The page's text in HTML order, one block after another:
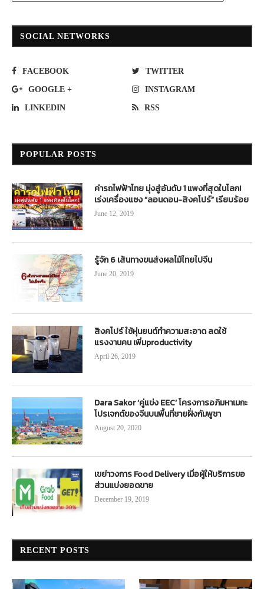
SOCIAL NETWORKS
FACEBOOK TWITTER
GOOGLE + INSTAGRAM
LINKEDIN RSS
POPULAR POSTS
ค่ารถไฟฟ้าไทย มุ่งสู่อันดับ 1 แพงที่สุดในโลก!
เร่งเครื่องแซง “ลอนดอน-สิงคโปร์” เรียบร้อย
June 12, 2019
รู้จัก 6 เส้นทางขนส่งผลไม้ไทยไปจีน
June 20, 2019
สิงคโปร์ ใช้หุ่นยนต์ทำความสะอาด ลดใช้
แรงงานคน เพิ่มproductivity
April 26, 2019
Dara Sakor ‘คู่แข่ง EEC’ โครงการอภิมหาเมกะ
โปรเจกต์ของจีนบนพื้นที่ชายฝั่งกัมพูชา
August 20, 2020
เขย่าวงการ Food Delivery เมื่อผู้ให้บริการขอ
ส่วนแบ่งยอดขาย
December 19, 2019
RECENT POSTS